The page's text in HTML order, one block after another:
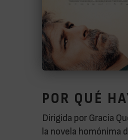
POR QUÉ
Dirigida por Gracia
la novela homónima